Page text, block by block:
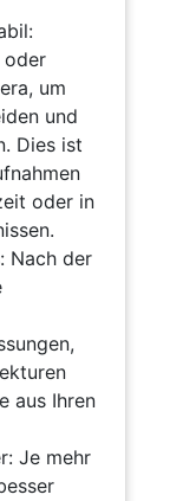
oder
um
und
Dies ist
oder in
Nach der
aus Ihren
Je mehr